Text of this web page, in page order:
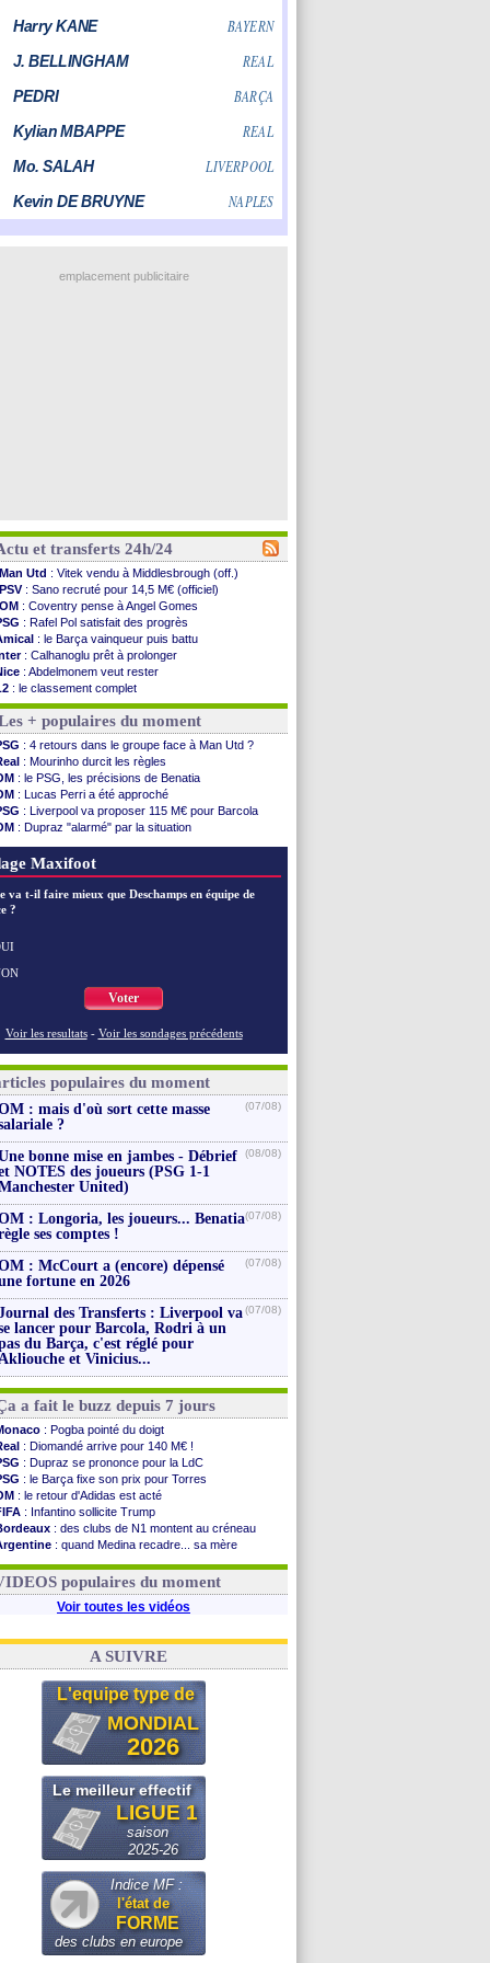
emplacement publicitaire
et transferts 24h/24
Man Utd : Vitek vendu à Middlesbrough (off.)
PSV : Sano recruté pour 14,5 M€ (officiel)
OM : Coventry pense à Angel Gomes
: Rafel Pol satisfait des progrès
: le Barça vainqueur puis battu
: Calhanoglu prêt à prolonger
: Abdelmonem veut rester
: le classement complet
: les résultats de la soirée
: Le Havre renversé par Oviedo
: Nice battu aux tirs au but
: Ivanovic proche de Lens
: Dupraz "alarmé" par la situation
: Alvarez, le Barça va revoir son offre
: Mbamba prêté par Leverkusen (officiel)
: le Real bat Ferencvaros
: Lukaku dit oui à Fenerbahçe
: un nouveau nul pour Le Mans
Galaxy: Sergi Roberto a signé (officiel)
+ populaires du moment
: 4 retours dans le groupe face à Man Utd ?
: Mourinho durcit les règles
: le PSG, les précisions de Benatia
: Lucas Perri a été approché
: Liverpool va proposer 115 M€ pour Barcola
: Dupraz "alarmé" par la situation
: B. Genesio - "ce n'est pas idéal"
Maxifoot
va t-il faire mieux que Deschamps en équipe de
?
Voter
Voir les resultats - Voir les sondages précédents
populaires du moment
: mais d'où sort cette masse
?
(07/08)
bonne mise en jambes - Débrief
NOTES des joueurs (PSG 1-1
United)
(08/08)
: Longoria, les joueurs... Benatia
ses comptes !
(07/08)
: McCourt a (encore) dépensé
fortune en 2026
(07/08)
des Transferts : Liverpool va
lancer pour Barcola, Rodri à un
du Barça, c'est réglé pour
et Vinicius...
(07/08)
a fait le buzz depuis 7 jours
: Pogba pointé du doigt
: Diomandé arrive pour 140 M€ !
: Dupraz se prononce pour la LdC
: le Barça fixe son prix pour Torres
: le retour d'Adidas est acté
: Infantino sollicite Trump
: des clubs de N1 montent au créneau
: quand Medina recadre... sa mère
: le club prêt à libérer Kondogbia ?
populaires du moment
Voir toutes les vidéos
A SUIVRE
L'equipe type de
MONDIAL
2026
Le meilleur effectif
LIGUE 1
saison
2025-26
Indice MF :
l'état de
FORME
des clubs en europe